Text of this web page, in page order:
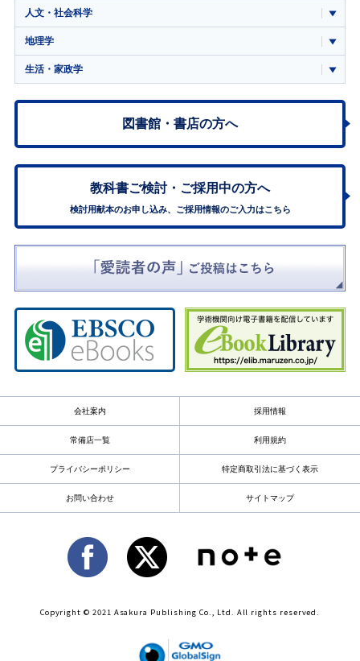
人文・社会科学
地理学
生活・家政学
図書館・書店の方へ
教科書ご検討・ ご採用中の方へ
検討用献本のお申し込み、ご採用情報のご入力はこちら
会社案内 採用情報
常備店一覧 利用規約
プライバシーポリシー 特定商取引法に基づく表示
お問い合わせ サイトマップ
Copyright © 2021 Asakura Publishing Co., Ltd. All rights reserved.